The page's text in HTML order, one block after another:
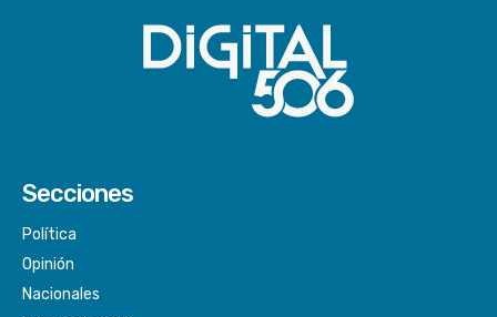
Secciones
Política
Opinión
Nacionales